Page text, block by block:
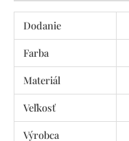
Dodanie
Farba
Materiál
Veľkosť
Výrobca